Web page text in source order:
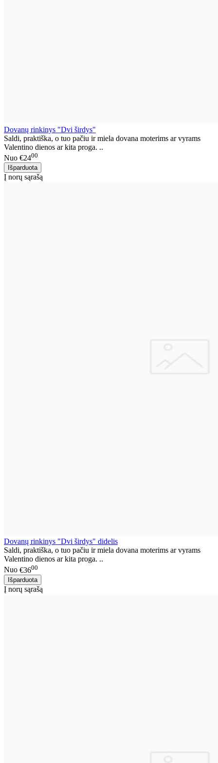
Dovanų rinkinys "Dvi širdys"
Saldi, praktiška, o tuo pačiu ir miela dovana moterims ar vyrams
Valentino dienos ar kita proga. ..
Nuo €2400
Į norų sąrašą
Dovanų rinkinys "Dvi širdys" didelis
Saldi, praktiška, o tuo pačiu ir miela dovana moterims ar vyrams
Valentino dienos ar kita proga. ..
Nuo €3600
Į norų sąrašą